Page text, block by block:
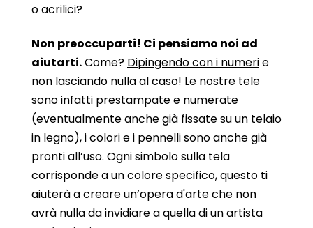
o acrilici?
Non preoccuparti! Ci pensiamo noi ad
aiutarti.Come? Dipingendo con i numerie
non lasciando nulla al caso! Le nostre tele
sono infatti prestampate e numerate
(eventualmente anche già fissate su un telaio
in legno), i colori e i pennelli sono anche già
pronti all’uso. Ogni simbolo sulla tela
corrisponde a un colore specifico, questo ti
aiuterà a creare un’opera d'arte che non
avrà nulla da invidiare a quella di un artista